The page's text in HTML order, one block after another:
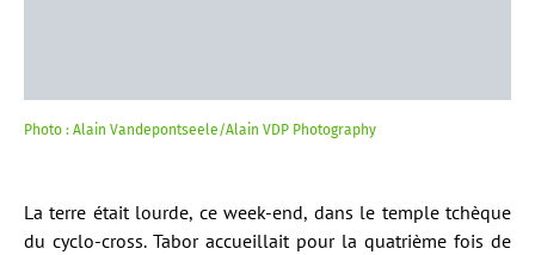
Photo : Alain Vandepontseele/Alain VDP Photography
La terre était lourde, ce week-end, dans le temple tchèque
du cyclo-cross. Tabor accueillait pour la quatrième fois de